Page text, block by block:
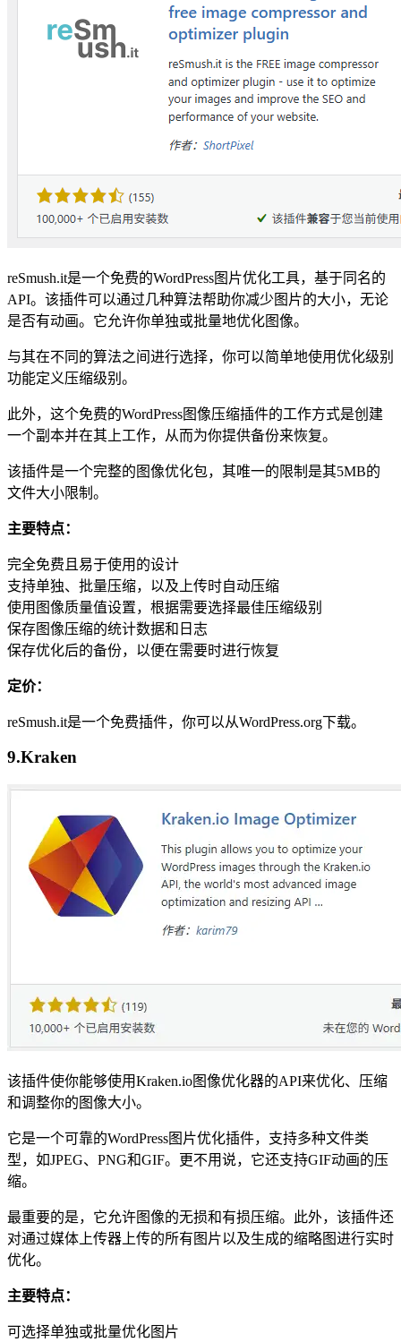
reSmush.it是一个免费的WordPress图片优化工具，基于同名的
API。该插件可以通过几种算法帮助你减少图片的大小，无论
是否有动画。它允许你单独或批量地优化图像。
与其在不同的算法之间进行选择，你可以简单地使用优化级别
功能定义压缩级别。
此外，这个免费的WordPress图像压缩插件的工作方式是创建
一个副本并在其上工作，从而为你提供备份来恢复。
该插件是一个完整的图像优化包，其唯一的限制是其5MB的
文件大小限制。
主要特点：
完全免费且易于使用的设计
支持单独、批量压缩，以及上传时自动压缩
使用图像质量值设置，根据需要选择最佳压缩级别
保存图像压缩的统计数据和日志
保存优化后的备份，以便在需要时进行恢复
定价：
reSmush.it是一个免费插件，你可以从WordPress.org下载。
9.Kraken
该插件使你能够使用Kraken.io图像优化器的API来优化、压缩
和调整你的图像大小。
它是一个可靠的WordPress图片优化插件，支持多种文件类
型，如JPEG、PNG和GIF。更不用说，它还支持GIF动画的压
缩。
最重要的是，它允许图像的无损和有损压缩。此外，该插件还
对通过媒体上传器上传的所有图片以及生成的缩略图进行实时
优化。
主要特点：
可选择单独或批量优化图片